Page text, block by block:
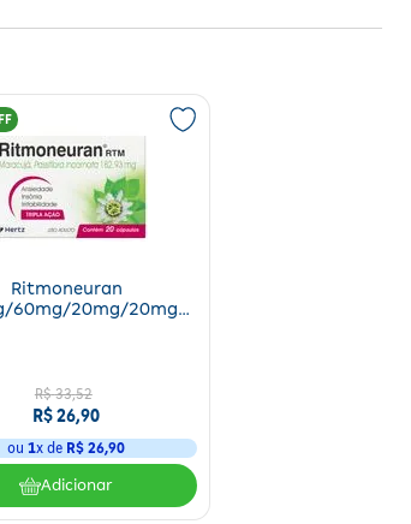
Ritmoneuran
60mg/20mg/20mg
R$ 33,52
R$26,90
ou1x de R$ 26,90
Adicionar